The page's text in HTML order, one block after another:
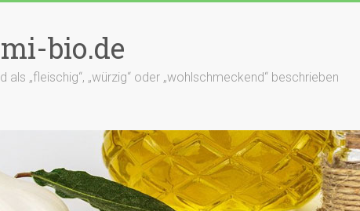
bio.de
als „fleischig“, „würzig“ oder „wohlschmeckend“ beschrieben